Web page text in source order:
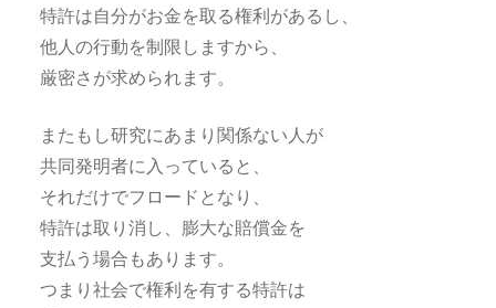
特許は自分がお金を取る権利があるし、
他人の行動を制限しますから、
厳密さが求められます。
またもし研究にあまり関係ない人が
共同発明者に入っていると、
それだけでフロードとなり、
特許は取り消し、膨大な賠償金を
支払う場合もあります。
つまり社会で権利を有する特許は